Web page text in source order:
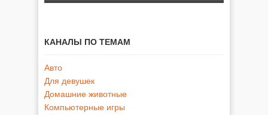
КАНАЛЫ ПО ТЕМАМ
Авто
Для девушек
Домашние животные
Компьютерные игры